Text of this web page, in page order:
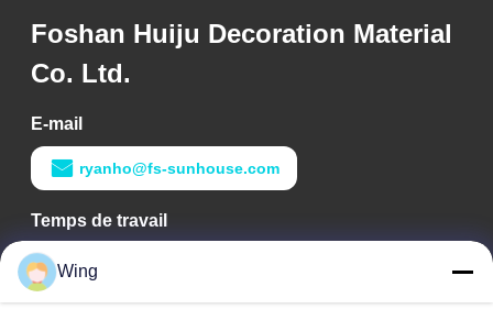
Foshan Huiju Decoration Material
Co. Ltd.
E-mail
ryanho@fs-sunhouse.com
Temps de travail
9:00-18:00
Notre adresse
Wing